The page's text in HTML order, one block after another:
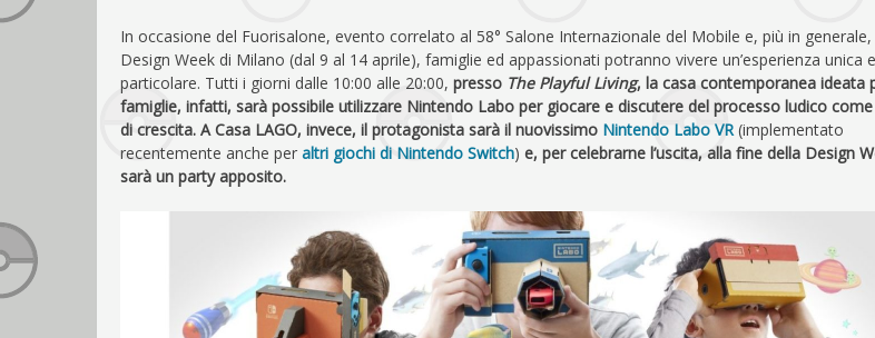
In occasione del Fuorisalone, evento correlato al 58° Salone Internazionale del Mobile e, più in generale,
Design Week di Milano (dal 9 al 14 aprile), famiglie ed appassionati potranno vivere un’esperienza unica
particolare. Tutti i giorni dalle 10:00 alle 20:00, presso The Playful Living, la casa contemporanea ideata
famiglie, infatti, sarà possibile utilizzare Nintendo Labo per giocare e discutere del processo ludico
di crescita. A Casa LAGO, invece, il protagonista sarà il nuovissimo Nintendo Labo VR(implementato
recentemente anche per altri giochi di Nintendo Switch) e, per celebrarne l’uscita, alla fine della Design
sarà un party apposito.